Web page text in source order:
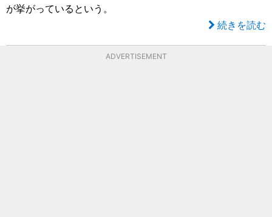
が挙がっているという。
続きを読む
ADVERTISEMENT